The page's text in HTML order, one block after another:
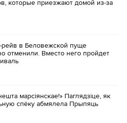
которые приезжают домой из-за
рейв в Беловежской пуще
отменили. Вместо него пройдет
марсіянскае!» Паглядзіце, як
спёку абмялела Прыпяць